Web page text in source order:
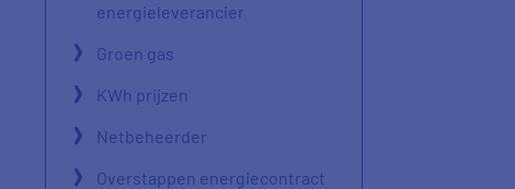
energieleverancier
Groen gas
KWh prijzen
Netbeheerder
Overstappen energiecontract